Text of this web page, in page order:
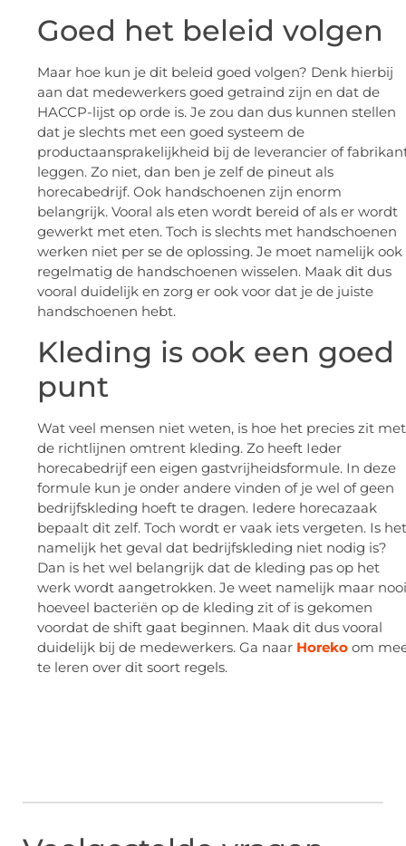
Goed het beleid volgen
Maar hoe kun je dit beleid goed volgen? Denk hierbij
aan dat medewerkers goed getraind zijn en dat de
HACCP-lijst op orde is. Je zou dan dus kunnen stellen
dat je slechts met een goed systeem de
productaansprakelijkheid bij de leverancier of
leggen. Zo niet, dan ben je zelf de pineut als
horecabedrijf. Ook handschoenen zijn enorm
belangrijk. Vooral als eten wordt bereid of als er wordt
gewerkt met eten. Toch is slechts met handschoenen
werken niet per se de oplossing. Je moet namelijk ook
regelmatig de handschoenen wisselen. Maak dit dus
vooral duidelijk en zorg er ook voor dat je de juiste
handschoenen hebt.
Kleding is ook een goed
punt
Wat veel mensen niet weten, is hoe het precies zit met
de richtlijnen omtrent kleding. Zo heeft Ieder
horecabedrijf een eigen gastvrijheidsformule. In deze
formule kun je onder andere vinden of je wel of geen
bedrijfskleding hoeft te dragen. Iedere horecazaak
bepaalt dit zelf. Toch wordt er vaak iets vergeten. Is het
namelijk het geval dat bedrijfskleding niet nodig is?
Dan is het wel belangrijk dat de kleding pas op het
werk wordt aangetrokken. Je weet namelijk maar
hoeveel bacteriën op de kleding zit of is gekomen
voordat de shift gaat beginnen. Maak dit dus vooral
duidelijk bij de medewerkers. Ga naar Horeko om
te leren over dit soort regels.